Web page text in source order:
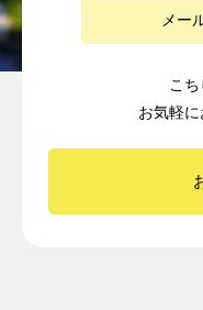
メー
こ
お気軽